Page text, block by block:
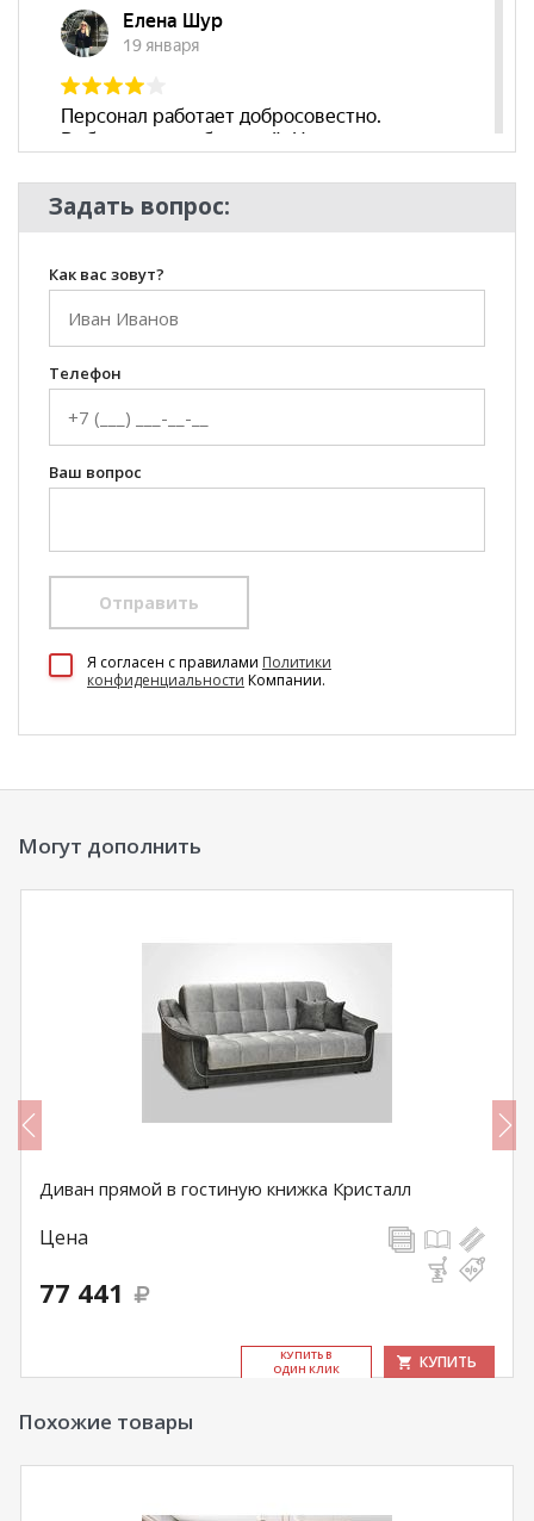
Задать вопрос:
Как вас зовут?
Телефон
Ваш вопрос
Отправить
Я согласен c правилами Политики
конфиденциальности Компании.
Могут дополнить
Диван прямой в гостиную книжка Кристалл
Цена
77 441
КУ­ПИТЬ В
ОДИН КЛИК
КУПИТЬ
Похожие товары